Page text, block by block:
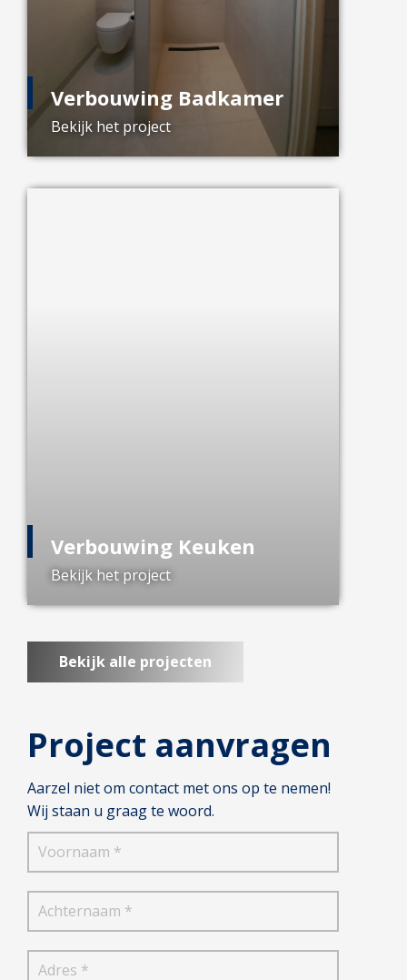
Project aanvragen
Aarzel niet om contact met ons op te nemen!
Wij staan u graag te woord.
Verbouwing Badkamer
Bekijk het project
Verbouwing Keuken
Bekijk het project
Bekijk alle projecten